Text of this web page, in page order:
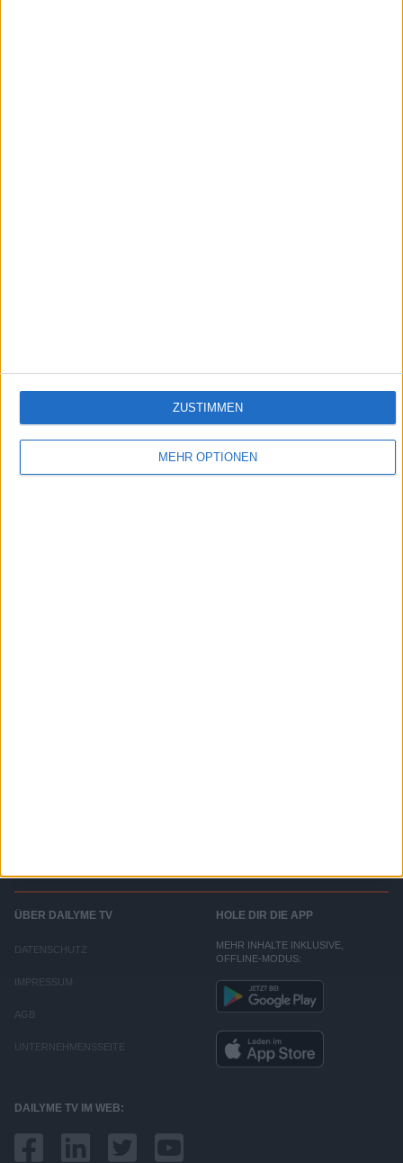
MEHR OPTIONEN
ZUSTIMMEN
ÜBER DAILYME TV
DATENSCHUTZ
IMPRESSUM
AGB
UNTERNEHMENSSEITE
HOLE DIR DIE APP
MEHR INHALTE INKLUSIVE,
OFFLINE-MODUS:
DAILYME TV IM WEB: